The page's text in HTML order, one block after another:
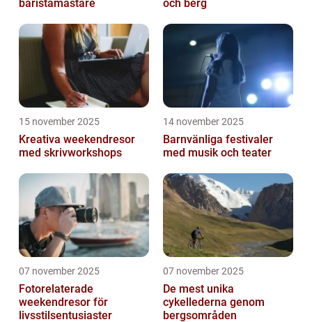
baristamästare och berg
15 november 2025
Kreativa weekendresor
med skrivworkshops
14 november 2025
Barnvänliga festivaler
med musik och teater
07 november 2025
Fotorelaterade
weekendresor för
livsstilsentusiaster
07 november 2025
De mest unika
cykellederna genom
bergsområden